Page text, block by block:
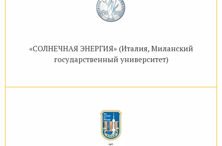
«СОЛНЕЧНАЯ ЭНЕРГИЯ» (Италия, Миланский
государственный университет)